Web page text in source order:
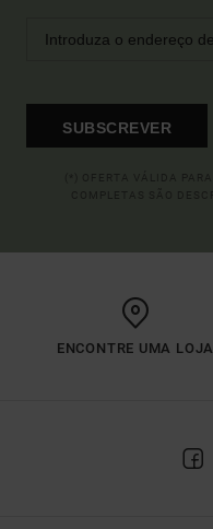
SUBSCREVER
ENCONTRE UMA LOJA